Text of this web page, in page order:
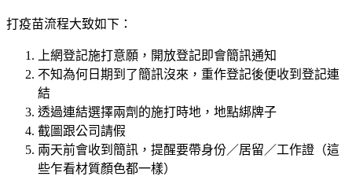
打疫苗流程大致如下：
上網登記施打意願，開放登記即會簡訊通知
不知為何日期到了簡訊沒來，重作登記後便收到登記連
結
透過連結選擇兩劑的施打時地，地點綁牌子
截圖跟公司請假
兩天前會收到簡訊，提醒要帶身份／居留／工作證（這
些乍看材質顏色都一樣）